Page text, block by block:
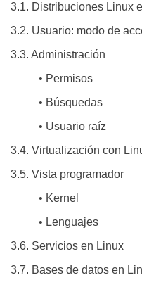
3.1. Distribuciones Linux
3.2. Usuario: modo de
3.3. Administración
• Permisos
• Búsquedas
• Usuario raíz
3.4. Virtualización con
3.5. Vista programador
• Kernel
• Lenguajes
3.6. Servicios en Linux
3.7. Bases de datos en